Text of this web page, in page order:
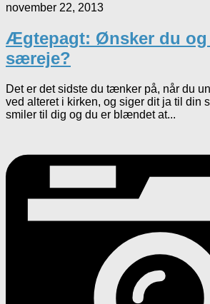
november 22, 2013
Ægtepagt: Ønsker du og
særeje?
Det er det sidste du tænker på, når du
ved alteret i kirken, og siger dit ja til din
smiler til dig og du er blændet at...